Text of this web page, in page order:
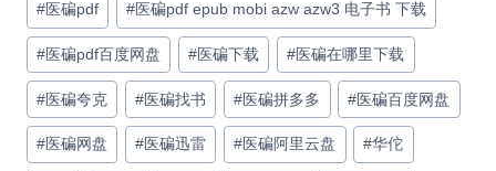
# 医碥pdf # 医碥pdf epub mobi azw azw3 电子书 下载
# 医碥pdf百度网盘 # 医碥下载 # 医碥在哪里下载
#医碥夸克 #医碥找书 #医碥拼多多 #医碥百度网盘
# 医碥网盘 # 医碥迅雷 # 医碥阿里云盘 #华佗